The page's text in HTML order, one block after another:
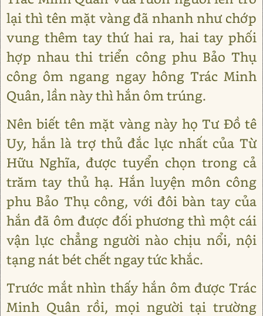
lại thì tên mặt vàng đã nhanh như chớp
vung thêm tay thứ hai ra, hai tay phối
hợp nhau thi triển công phu Bảo Thụ
công ôm ngang ngay hông Trác Minh
Quân, lần này thì hắn ôm trúng.
Nên biết tên mặt vàng này họ Tư Đồ tê
Uy, hắn là trợ thủ đắc lực nhất của Từ
Hữu Nghĩa, được tuyển chọn trong cả
trăm tay thủ hạ. Hắn luyện môn công
phu Bảo Thụ công, với đôi bàn tay của
hắn đã ôm được đối phương thì một cái
vận lực chẳng người nào chịu nổi, nội
tạng nát bét chết ngay tức khắc.
Trước mắt nhìn thấy hắn ôm được Trác
Minh Quân rồi, mọi người tại trường